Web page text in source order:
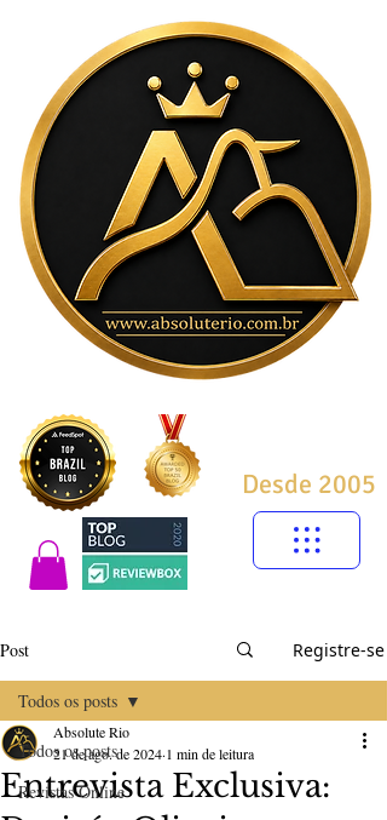
Desde 2005
Post Registre-se
Todos os posts
Revistas Online
Todos os posts
Entrevista Exclusiva:
Absolute Rio
21 de ago. de 2024 1 min de leitura